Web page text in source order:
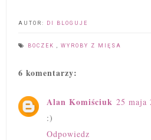
AUTOR: DI BLOGUJE
BOCZEK WYROBY Z MIĘSA
6 komentarzy:
Alan Komiściuk 25 maja
:)
Odpowiedz